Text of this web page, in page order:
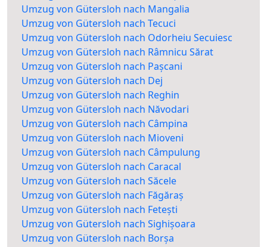
Umzug von Gütersloh nach Mangalia
Umzug von Gütersloh nach Tecuci
Umzug von Gütersloh nach Odorheiu Secuiesc
Umzug von Gütersloh nach Râmnicu Sărat
Umzug von Gütersloh nach Pașcani
Umzug von Gütersloh nach Dej
Umzug von Gütersloh nach Reghin
Umzug von Gütersloh nach Năvodari
Umzug von Gütersloh nach Câmpina
Umzug von Gütersloh nach Mioveni
Umzug von Gütersloh nach Câmpulung
Umzug von Gütersloh nach Caracal
Umzug von Gütersloh nach Săcele
Umzug von Gütersloh nach Făgăraș
Umzug von Gütersloh nach Fetești
Umzug von Gütersloh nach Sighișoara
Umzug von Gütersloh nach Borșa